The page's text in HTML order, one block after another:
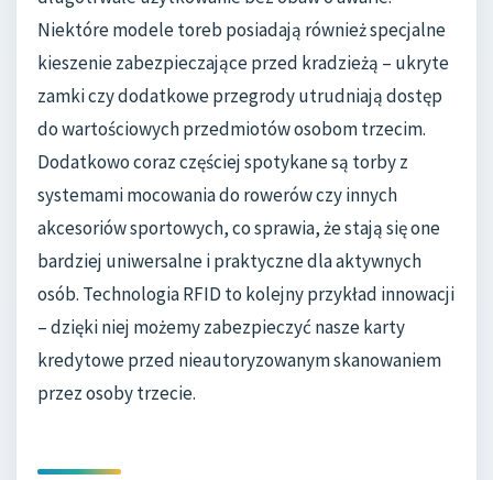
Niektóre modele toreb posiadają również specjalne
kieszenie zabezpieczające przed kradzieżą – ukryte
zamki czy dodatkowe przegrody utrudniają dostęp
do wartościowych przedmiotów osobom trzecim.
Dodatkowo coraz częściej spotykane są torby z
systemami mocowania do rowerów czy innych
akcesoriów sportowych, co sprawia, że stają się one
bardziej uniwersalne i praktyczne dla aktywnych
osób. Technologia RFID to kolejny przykład innowacji
– dzięki niej możemy zabezpieczyć nasze karty
kredytowe przed nieautoryzowanym skanowaniem
przez osoby trzecie.